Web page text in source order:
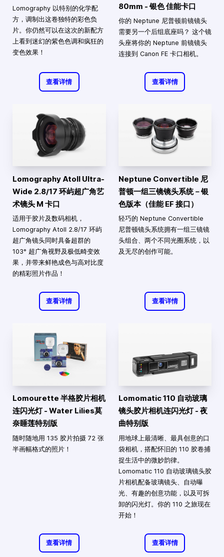
Lomography 以特别的化学配
方，调制出这卷独特的彩色负
片。你仍然可以在这次的新配方
上看到迷幻的紫色色调和疯狂的
变色效果！
查看详情
80mm - 银色 佳能卡口
你的 Neptune 尼普顿前镜镜头
需要另一个后组底座吗？ 这个镜
头座将你的 Neptune 前镜镜头
连接到 Canon FE 卡口相机。
查看详情
Lomography Atoll Ultra-
Wide 2.8/17 环屿超广角艺
术镜头 M 卡口
适用于胶片及数码相机，
Lomography Atoll 2.8/17 环屿
超广角镜头同时具备超群的
103° 超广角视野及极低畸变效
果，并带来鲜艳成色与高对比度
的精彩照片作品！
查看详情
Neptune Convertible 尼
普顿一组三镜镜头系统－银
色版本（佳能 EF 接口）
轻巧的 Neptune Convertible
尼普顿镜头系统拥有一组三镜镜
头组合、两个不同光圈系统，以
及无尽的创作可能。
查看详情
Lomourette 半格胶片相机
连闪光灯 - Water Lilies莫
奈睡莲特别版
随时随地用 135 胶片拍摄 72 张
半画幅格式的照片！
查看详情
Lomomatic 110 自动玻璃
镜头胶片相机连闪光灯 - 夜
曲特别版
用地球上最清晰、最具创意的口
袋相机，搭配怀旧的 110 胶卷捕
捉生活中的微妙韵律。
Lomomatic 110 自动玻璃镜头胶
片相机配备玻璃镜头、自动曝
光、有趣的创意功能，以及可拆
卸的闪光灯。你的 110 之旅现在
开始！
查看详情